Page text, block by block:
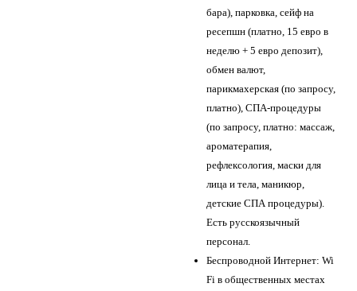
бара), парковка, сейф на
ресепшн (платно, 15 евро в
неделю + 5 евро депозит),
обмен валют,
парикмахерская (по запросу,
платно), СПА-процедуры
(по запросу, платно: массаж,
ароматерапия,
рефлексология, маски для
лица и тела, маникюр,
детские СПА процедуры).
Есть русскоязычный
персонал.
Беспроводной Интернет: Wi
Fi в общественных местах